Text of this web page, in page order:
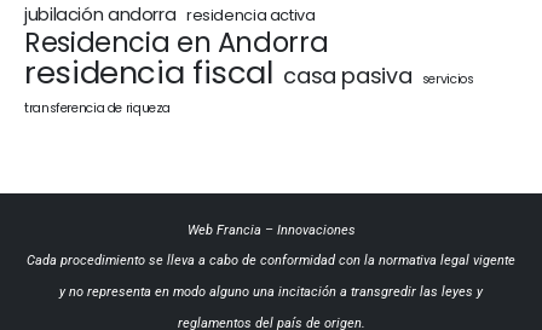
jubilación andorra residencia activa
Residencia en Andorra
residencia fiscal casa pasiva
servicios
transferencia de riqueza
Web Francia – Innovaciones
Cada procedimiento se lleva a cabo de conformidad con la normativa legal vigente
y no representa en modo alguno una incitación a transgredir las leyes y
reglamentos del país de origen.